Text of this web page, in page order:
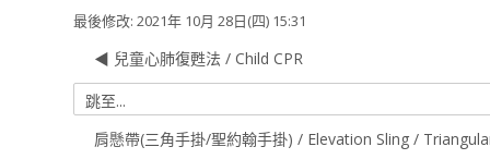
最後修改: 2021年 10月 28日(四) 15:31
◀︎ 兒童心肺復甦法 / Child CPR
跳
至...肩懸帶(三角手掛/聖約翰手掛) / Elevation Sling /